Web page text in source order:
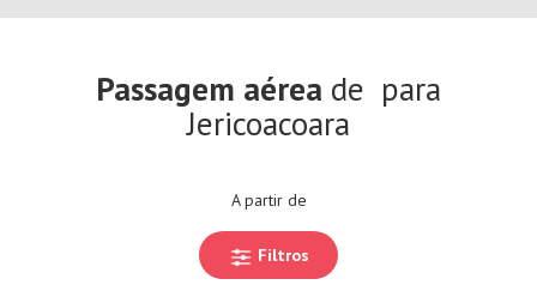
Passagem aérea de para
Jericoacoara
A partir de
Filtros